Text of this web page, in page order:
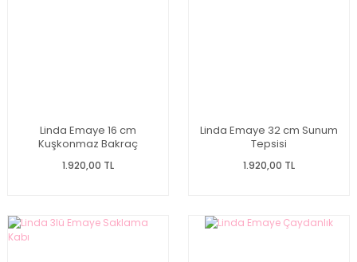
Linda Emaye 16 cm
Kuşkonmaz Bakraç
1.920,00 TL
Linda Emaye 32 cm Sunum
Tepsisi
1.920,00 TL